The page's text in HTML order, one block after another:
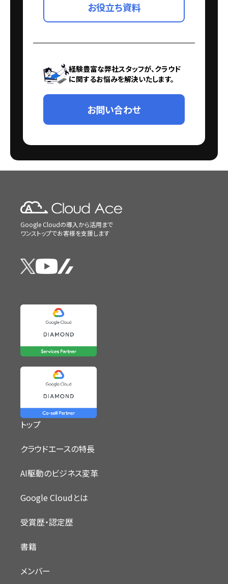
お役立ち資料
経験豊富な弊社スタッフが、クラウド
に関するお悩みを解決いたします。
お問い合わせ
Google Cloudの導入から活用まで
ワンストップでお客様を支援します
トップ
クラウドエースの特長
AI駆動のビジネス変革
Google Cloudとは
受賞歴・認定歴
書籍
メンバー